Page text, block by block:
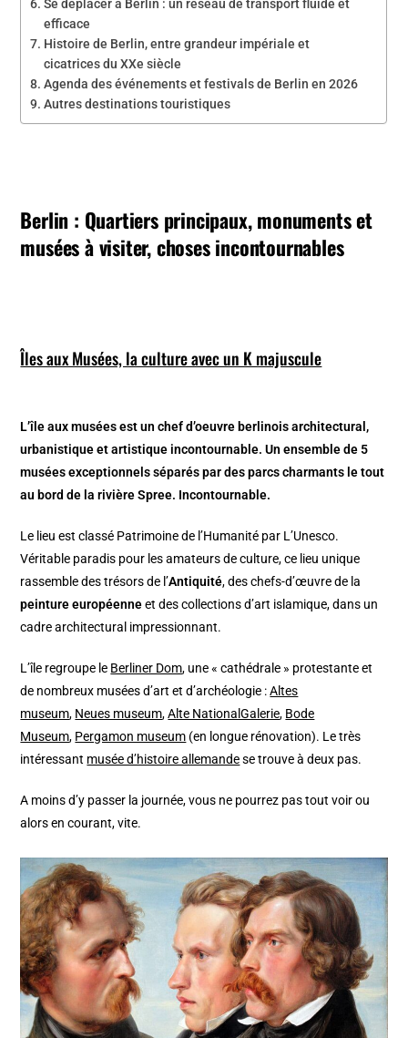
Se déplacer à Berlin : un réseau de transport fluide et
efficace
Histoire de Berlin, entre grandeur impériale et
cicatrices du XXe siècle
Agenda des événements et festivals de Berlin en 2026
Autres destinations touristiques
Berlin : Quartiers principaux, monuments et
musées à visiter, choses incontournables
Îles aux Musées, la culture avec un K majuscule
L’île aux musées est un chef d’oeuvre berlinois architectural,
urbanistique et artistique incontournable. Un ensemble de 5
musées exceptionnels séparés par des parcs charmants le tout
au bord de la rivière Spree. Incontournable.
Le lieu est classé Patrimoine de l’Humanité par L’Unesco.
Véritable paradis pour les amateurs de culture, ce lieu unique
rassemble des trésors de l’Antiquité, des chefs-d’œuvre de la
peinture européenneet des collections d’art islamique, dans un
cadre architectural impressionnant.
L’île regroupe le Berliner Dom, une « cathédrale » protestante et
de nombreux musées d’art et d’archéologie :Altes
museum, Neues museum,Alte NationalGalerie, Bode
Museum, Pergamon museum (en longue rénovation). Le très
intéressant musée d’histoire allemandese trouve à deux pas.
A moins d’y passer la journée, vous ne pourrez pas tout voir ou
alors en courant, vite.